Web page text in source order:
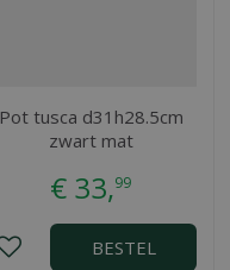
Pot tusca d31h28.5cm
zwart mat
€ 33,99
BESTEL